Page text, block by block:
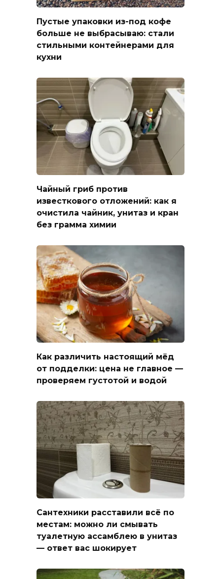
Пустые упаковки из-под кофе
больше не выбрасываю: стали
стильными контейнерами для
кухни
Чайный гриб против
известкового отложений: как я
очистила чайник, унитаз и кран
без грамма химии
Как различить настоящий мёд
от подделки: цена не главное —
проверяем густотой и водой
Сантехники расставили всё по
местам: можно ли смывать
туалетную ассамблею в унитаз
— ответ вас шокирует